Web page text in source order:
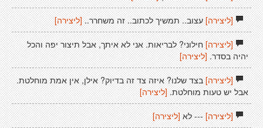
[ליצירה]עצוב.. תמשיך לכתוב.. זה משחרר.. [ליצירה]
[ליצירה]חילוני? לבריאות. אני לא איתך, אבל תיצור יפה והכל
יהיה בסדר. [ליצירה]
[ליצירה]בצד שלנו? איזה צד זה בדיוק? אילן, אין אמת מוחלטת.
אבל יש טעות מוחלטת.[ליצירה]
[ליצירה]--- לא [ליצירה]